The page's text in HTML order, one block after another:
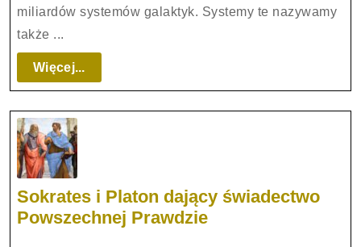
miliardów systemów galaktyk. Systemy te nazywamy
także ...
Więcej...
Sokrates i Platon dający świadectwo
Powszechnej PrawdzieSokrates